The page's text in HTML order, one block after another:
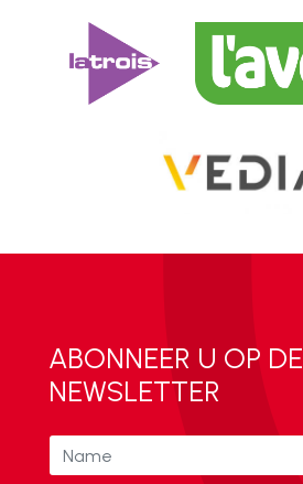
ABONNEER U OP DE
NEWSLETTER